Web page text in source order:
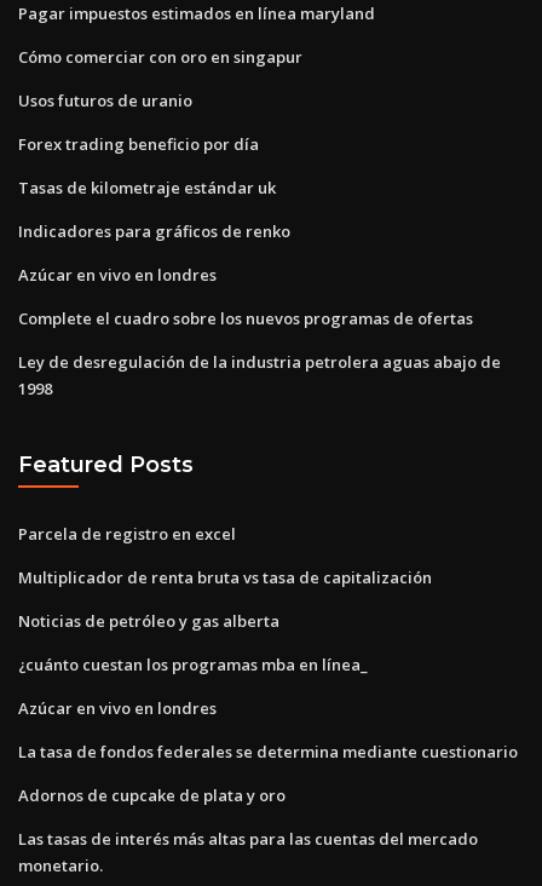
Pagar impuestos estimados en línea maryland
Cómo comerciar con oro en singapur
Usos futuros de uranio
Forex trading beneficio por día
Tasas de kilometraje estándar uk
Indicadores para gráficos de renko
Azúcar en vivo en londres
Complete el cuadro sobre los nuevos programas de ofertas
Ley de desregulación de la industria petrolera aguas abajo de
1998
Featured Posts
Parcela de registro en excel
Multiplicador de renta bruta vs tasa de capitalización
Noticias de petróleo y gas alberta
¿cuánto cuestan los programas mba en línea_
Azúcar en vivo en londres
La tasa de fondos federales se determina mediante cuestionario
Adornos de cupcake de plata y oro
Las tasas de interés más altas para las cuentas del mercado
monetario.